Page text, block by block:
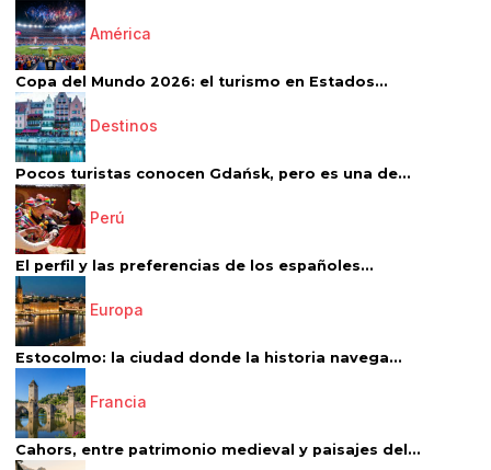
América
Copa del Mundo 2026: el turismo en Estados...
Destinos
Pocos turistas conocen Gdańsk, pero es una de...
Perú
El perfil y las preferencias de los españoles...
Europa
Estocolmo: la ciudad donde la historia navega...
Francia
Cahors, entre patrimonio medieval y paisajes del...